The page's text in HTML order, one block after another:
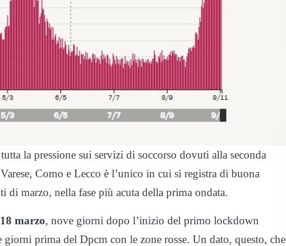
la pressione sui servizi di soccorso dovuti alla seconda
Como e Lecco è l’unico in cui si registra di buona
di marzo, nella fase più acuta della prima ondata.
marzo, nove giorni dopo l’inizio del primo lockdown
giorni prima del Dpcm con le zone rosse. Un dato, questo, che